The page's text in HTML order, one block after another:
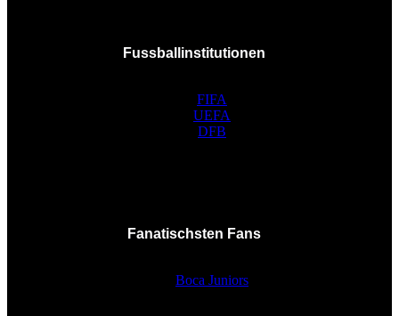
Fussballinstitutionen
FIFA
UEFA
DFB
Fanatischsten Fans
Boca Juniors